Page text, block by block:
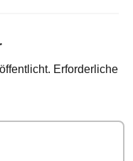
Erforderliche